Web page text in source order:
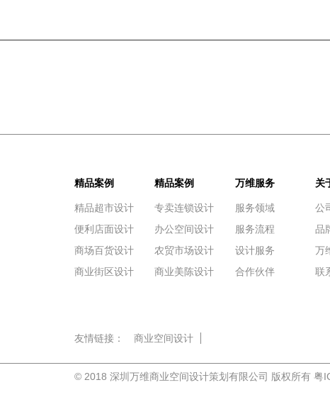
精品案例
精品超市设计
便利店面设计
商场百货设计
商业街区设计
精品案例
专卖连锁设计
办公空间设计
农贸市场设计
商业美陈设计
万维服务
服务领域
服务流程
设计服务
合作伙伴
关
公
品
万
联
友情链接： 商业空间设计
© 2018 深圳万维商业空间设计策划有限公司 版权所有 粤